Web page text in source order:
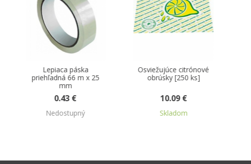
Osviežujúce citrónové
obrúsky [250 ks]
10.09 €
Skladom
Tašky 10 kg pruhované
30 + 16 x 52 cm 100 ks
2.12 €
Skladom